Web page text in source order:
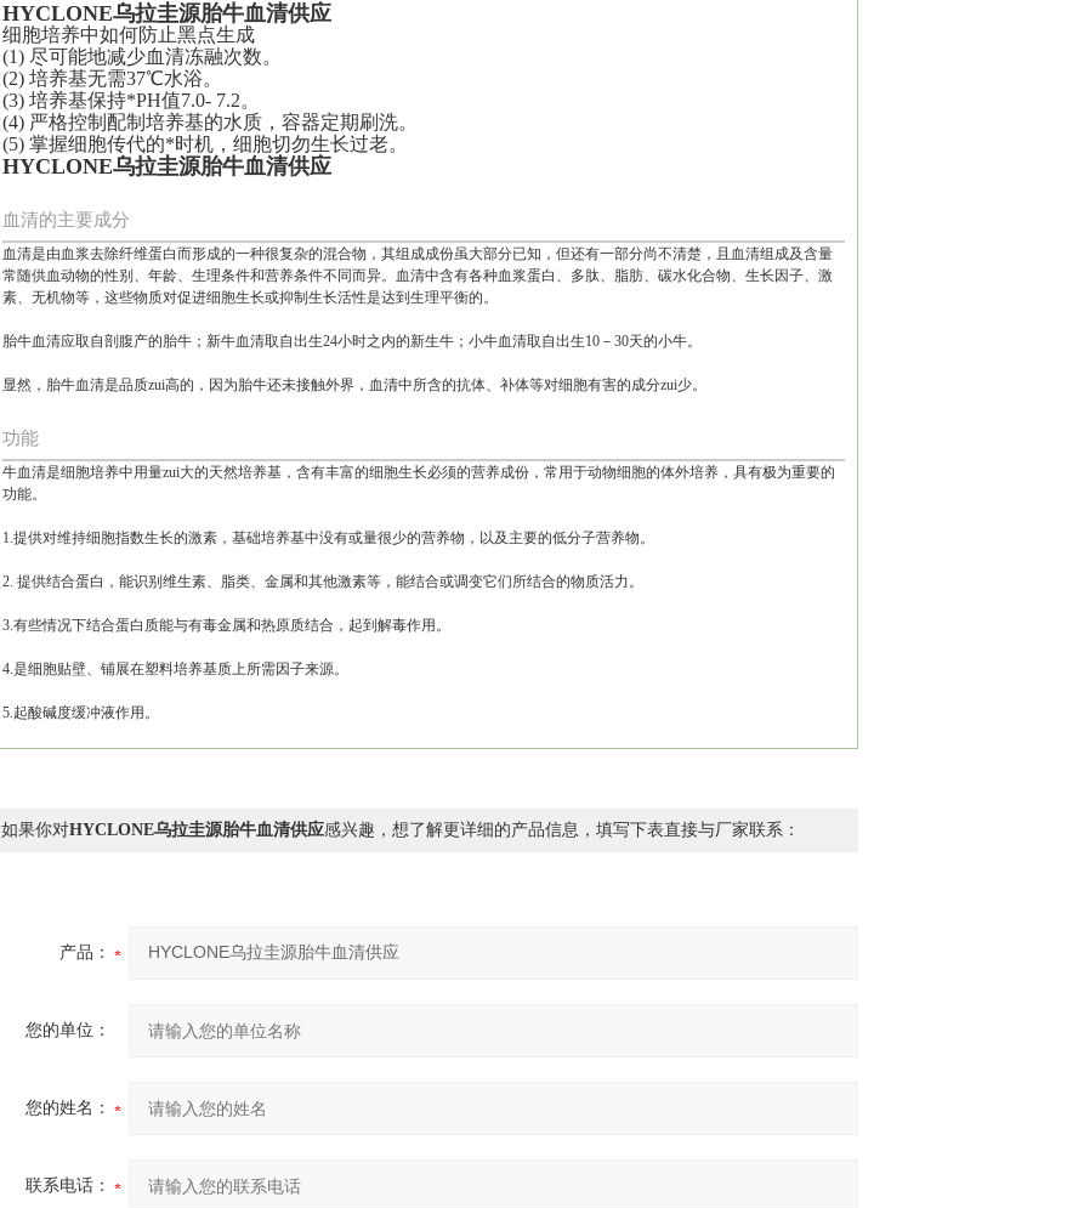
HYCLONE乌拉圭源胎牛血清供应
细胞培养中如何防止黑点生成
(1) 尽可能地减少血清冻融次数。
(2) 培养基无需37℃水浴。
(3) 培养基保持*PH值7.0- 7.2。
(4) 严格控制配制培养基的水质，容器定期刷洗。
(5) 掌握细胞传代的*时机，细胞切勿生长过老。
HYCLONE乌拉圭源胎牛血清供应
血清的主要成分
血清是由血浆去除纤维蛋白而形成的一种很复杂的混合物，其组成成份虽大部分已知，但还有一部分尚不清楚，且血清组成及含量
常随供血动物的性别、年龄、生理条件和营养条件不同而异。血清中含有各种血浆蛋白、多肽、脂肪、碳水化合物、生长因子、激
素、无机物等，这些物质对促进细胞生长或抑制生长活性是达到生理平衡的。
胎牛血清应取自剖腹产的胎牛；新牛血清取自出生24小时之内的新生牛；小牛血清取自出生10－30天的小牛。
显然，胎牛血清是品质zui高的，因为胎牛还未接触外界，血清中所含的抗体、补体等对细胞有害的成分zui少。
功能
牛血清是细胞培养中用量zui大的天然培养基，含有丰富的细胞生长必须的营养成份，常用于动物细胞的体外培养，具有极为重要的
功能。
1.提供对维持细胞指数生长的激素，基础培养基中没有或量很少的营养物，以及主要的低分子营养物。
2. 提供结合蛋白，能识别维生素、脂类、金属和其他激素等，能结合或调变它们所结合的物质活力。
3.有些情况下结合蛋白质能与有毒金属和热原质结合，起到解毒作用。
4.是细胞贴壁、铺展在塑料培养基质上所需因子来源。
5.起酸碱度缓冲液作用。
如果你对HYCLONE乌拉圭源胎牛血清供应感兴趣，想了解更详细的产品信息，填写下表直接与厂家联系：
产品：
您的单位：
您的姓名：
联系电话：